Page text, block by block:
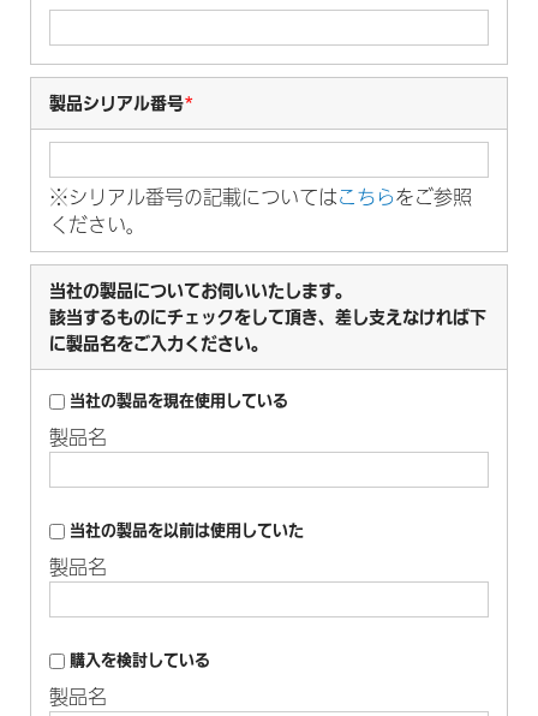
製品シリアル番号*
※シリアル番号の記載についてはこちらをご参照
ください。
当社の製品についてお伺いいたします。
該当するものにチェックをして頂き、差し支えなければ下
に製品名をご入力ください。
当社の製品を現在使用している
製品名
当社の製品を以前は使用していた
製品名
購入を検討している
製品名